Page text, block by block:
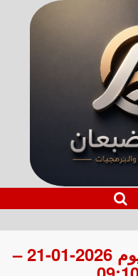
أسعار الذهب عيار 21 اليوم 2026-01-21 –